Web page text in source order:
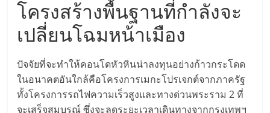
ปรึกษา
การ
โครงสร้างพื้นฐานที่กำลังจะ
เปลี่ยนโฉมหน้าเมือง
ปัจจัยที่จะทำให้คอนโดหัวหินน่าลงทุนอย่างก้าวกระโดด
ในอนาคตอันใกล้คือโครงการเมกะโปรเจกต์จากภาครัฐ
ทั้งโครงการรถไฟความเร็วสูงและทางด่วนพระราม 2 ที่
จะเสร็จสมบูรณ์ ซึ่งจะลดระยะเวลาเดินทางจากกรุงเทพฯ